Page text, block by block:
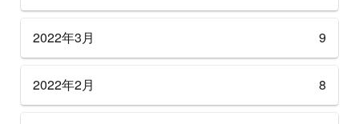
2022年3月 9
2022年2月 8